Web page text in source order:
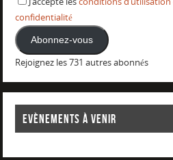
confidentialité
Abonnez-vous
Rejoignez les 731 autres abonnés
EVÈNEMENTS À VENIR